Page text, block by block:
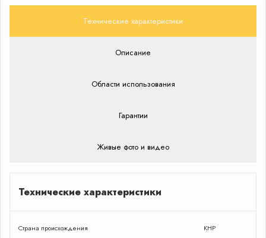
Технические характеристики
Описание
Области использования
Гарантии
Живые фото и видео
Технические характеристики
Страна происхождения КНР